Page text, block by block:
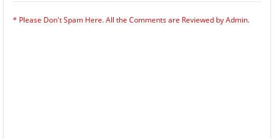
* Please Don't Spam Here. All the Comments are Reviewed by Admin.